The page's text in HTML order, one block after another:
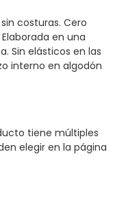
costuras. Cero
en una
Sin elásticos en las
interno en algodón
tiene múltiples
elegir en la página